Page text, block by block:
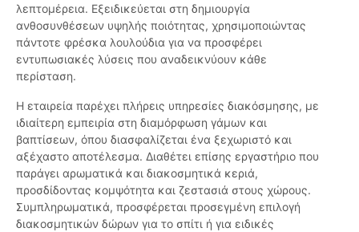
λεπτομέρεια. Εξειδικεύεται στη δημιουργία
ανθοσυνθέσεων υψηλής ποιότητας, χρησιμοποιώντας
πάντοτε φρέσκα λουλούδια για να προσφέρει
εντυπωσιακές λύσεις που αναδεικνύουν κάθε
περίσταση.
Η εταιρεία παρέχει πλήρεις υπηρεσίες διακόσμησης, με
ιδιαίτερη εμπειρία στη διαμόρφωση γάμων και
βαπτίσεων, όπου διασφαλίζεται ένα ξεχωριστό και
αξέχαστο αποτέλεσμα. Διαθέτει επίσης εργαστήριο που
παράγει αρωματικά και διακοσμητικά κεριά,
προσδίδοντας κομψότητα και ζεστασιά στους χώρους.
Συμπληρωματικά, προσφέρεται προσεγμένη επιλογή
διακοσμητικών δώρων για το σπίτι ή για ειδικές